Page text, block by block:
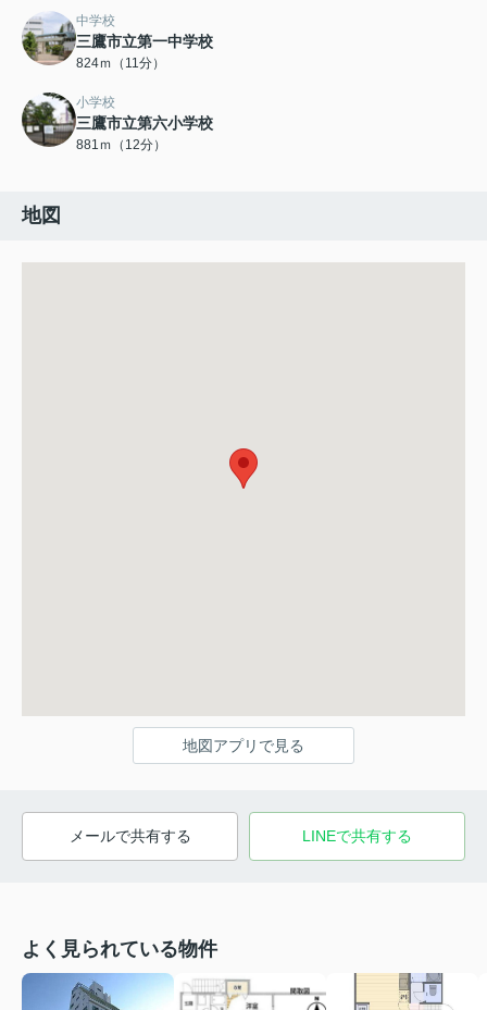
中学校
三鷹市立第一中学校
824ｍ（11分）
小学校
三鷹市立第六小学校
881ｍ（12分）
地図
地図アプリで見る
メールで共有する LINEで共有する
よく見られている物件